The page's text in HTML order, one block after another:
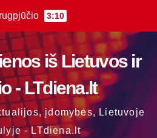
3:10
iš Lietuvos ir
- LTdiena.lt
įdomybės, Lietuvoje
- LTdiena.lt